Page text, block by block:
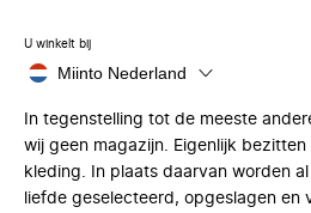
U winkelt bij
Miinto Nederland
In tegenstelling tot de meeste
wij geen magazijn. Eigenlijk bezitten
kleding. In plaats daarvan worden
liefde geselecteerd, opgeslagen en